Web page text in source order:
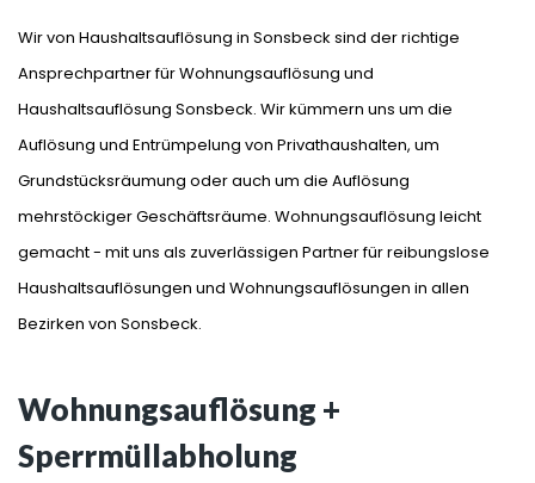
Wir von Haushaltsauflösung in Sonsbeck sind der richtige
Ansprechpartner für Wohnungsauflösung und
Haushaltsauflösung Sonsbeck. Wir kümmern uns um die
Auflösung und Entrümpelung von Privathaushalten, um
Grundstücksräumung oder auch um die Auflösung
mehrstöckiger Geschäftsräume. Wohnungsauflösung leicht
gemacht - mit uns als zuverlässigen Partner für reibungslose
Haushaltsauflösungen und Wohnungsauflösungen in allen
Bezirken von Sonsbeck.
Wohnungsauflösung +
Sperrmüllabholung